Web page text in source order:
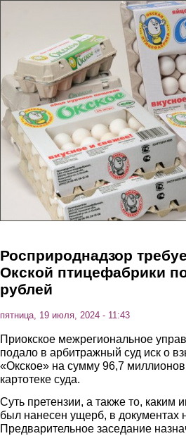
Перейти к основному содержанию
Росприроднадзор
Окской птицефабрики
рублей
пятница, 19 июля, 2024 - 11:43
Приокское межрегиональное
подало в арбитражный суд иск о
«Окское» на сумму 96,7
картотеке суда.
Суть претензии, а также то,
был нанесен ущерб, в документах
Предварительное заседание